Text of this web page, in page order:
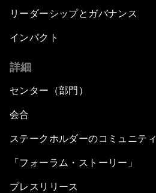
リーダーシップとガバナンス
インパクト
詳細
センター（部門）
会合
ステークホルダーのコミュニティ
「フォーラム・ストーリー」
プレスリリース